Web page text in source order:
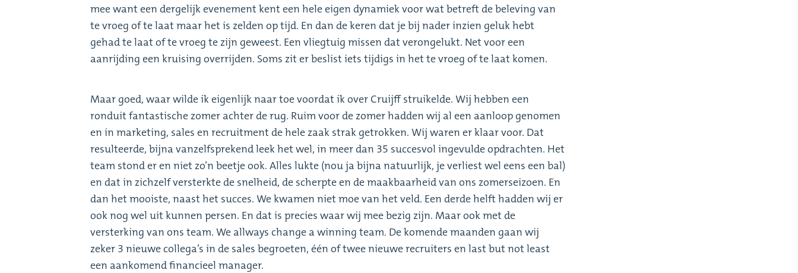
mee want een dergelijk evenement kent een hele eigen dynamiek voor wat betreft de beleving van
te vroeg of te laat maar het is zelden op tijd. En dan de keren dat je bij nader inzien geluk hebt
gehad te laat of te vroeg te zijn geweest. Een vliegtuig missen dat verongelukt. Net voor een
aanrijding een kruising overrijden. Soms zit er beslist iets tijdigs in het te vroeg of te laat komen.
Maar goed, waar wilde ik eigenlijk naar toe voordat ik over Cruijff struikelde. Wij hebben een
ronduit fantastische zomer achter de rug. Ruim voor de zomer hadden wij al een aanloop genomen
en in marketing, sales en recruitment de hele zaak strak getrokken. Wij waren er klaar voor. Dat
resulteerde, bijna vanzelfsprekend leek het wel, in meer dan 35 succesvol ingevulde opdrachten. Het
team stond er en niet zo’n beetje ook. Alles lukte (nou ja bijna natuurlijk, je verliest wel eens een bal)
en dat in zichzelf versterkte de snelheid, de scherpte en de maakbaarheid van ons zomerseizoen. En
dan het mooiste, naast het succes. We kwamen niet moe van het veld. Een derde helft hadden wij er
ook nog wel uit kunnen persen. En dat is precies waar wij mee bezig zijn. Maar ook met de
versterking van ons team. We allways change a winning team. De komende maanden gaan wij
zeker 3 nieuwe collega’s in de sales begroeten, één of twee nieuwe recruiters en last but not least
een aankomend financieel manager.